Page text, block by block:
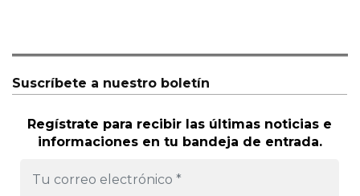
Suscríbete a nuestro boletín
Regístrate para recibir las últimas noticias e
informaciones en tu bandeja de entrada.